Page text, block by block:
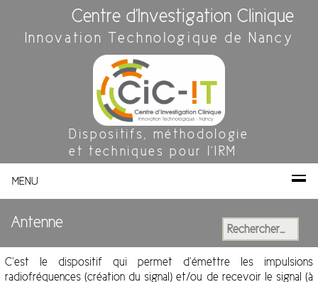
Centre d'Investigation Clinique
Innovation Technologique de Nancy
Dispositifs, méthodologie
et techniques pour l'IRM
MENU
Antenne Rechercher :
C’est le dispositif qui permet d’émettre les impulsions
radiofréquences (création du signal) et/ou de recevoir le signal (à